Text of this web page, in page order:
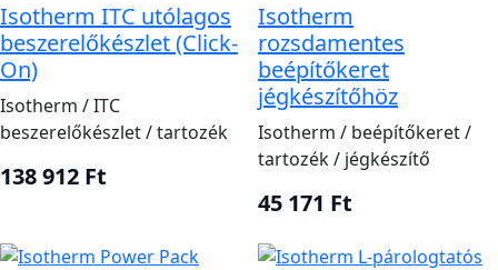
Isotherm ITC utólagos
beszerelőkészlet (Click-
On)
Isotherm / ITC
beszerelőkészlet / tartozék
138 912 Ft
Isotherm
rozsdamentes
beépítőkeret
jégkészítőhöz
Isotherm / beépítőkeret /
tartozék / jégkészítő
45 171 Ft